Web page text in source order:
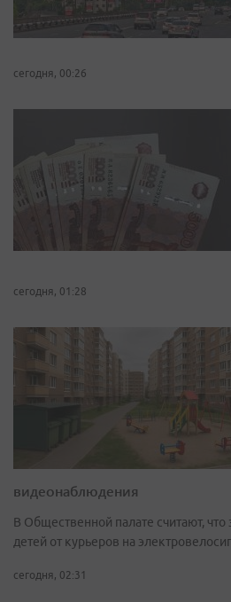
сегодня, 00:26
сегодня, 01:28
видеонаблюдения
В Общественной палате считают,
детей от курьеров на
сегодня, 02:31